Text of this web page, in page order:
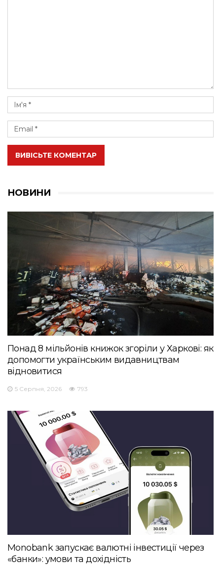
ВИВІСЬТЕ КОМЕНТАР
НОВИНИ
Понад 8 мільйонів книжок згоріли у Харкові: як
допомогти українським видавництвам
відновитися
5 Серпня, 2026 793
Monobank запускає валютні інвестиції через
«банки»: умови та дохідність